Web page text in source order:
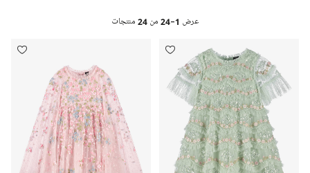
عرض 1-24 من 24 منتجات